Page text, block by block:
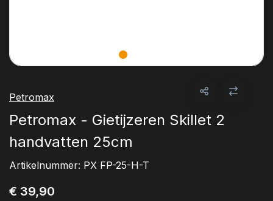
Petromax
Petromax - Gietijzeren Skillet 2
handvatten 25cm
Artikelnummer: PX FP-25-H-T
€ 39,90